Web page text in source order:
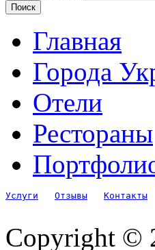
Главная
Города
Отели
Рестораны
Услуги Отзывы Контакты
Copyright ©